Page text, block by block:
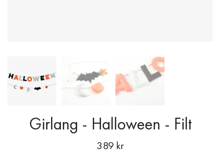
Girlang - Halloween - Filt
389 kr